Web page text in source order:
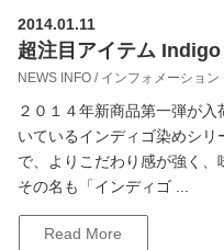
2014.01.11
超注目アイテム Indigo
NEWS INFO / インフォメーション
２０１４年新商品第一弾が
いているインディゴ染めシリ
で、よりこだわり感が強く、
その名も「インディゴ ...
Read More